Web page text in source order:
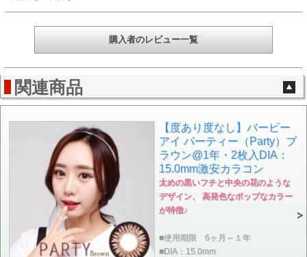
購入者のレビュー一覧
関連商品
【度あり度なし】バービー
アイ パーティー（Party）ブ
ラウン@1年・2枚入DIA：
15.0mm激安カラコン
太めの黒いフチと中央の花のような
デザイン、 高発色なポップなカラー
が特徴♪
■使用期限 6ヶ月～１年
■DIA：15.0mm